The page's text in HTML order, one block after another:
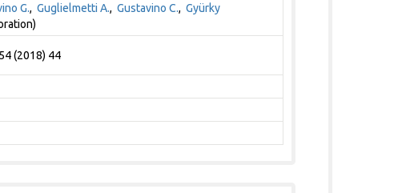
G., Guglielmetti A., Gustavino C., Gyürky
(2018) 44